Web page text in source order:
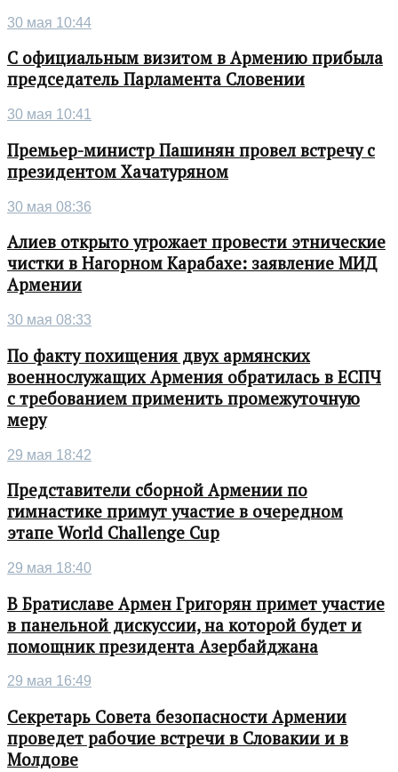
30 мая 10:44
С официальным визитом в Армению прибыла
председатель Парламента Словении
30 мая 10:41
Премьер-министр Пашинян провел встречу с
президентом Хачатуряном
30 мая 08:36
Алиев открыто угрожает провести этнические
чистки в Нагорном Карабахе: заявление МИД
Армении
30 мая 08:33
По факту похищения двух армянских
военнослужащих Армения обратилась в ЕСПЧ
с требованием применить промежуточную
меру
29 мая 18:42
Представители сборной Армении по
гимнастике примут участие в очередном
этапе World Challenge Cup
29 мая 18:40
В Братиславе Армен Григорян примет участие
в панельной дискуссии, на которой будет и
помощник президента Азербайджана
29 мая 16:49
Секретарь Совета безопасности Армении
проведет рабочие встречи в Словакии и в
Молдове